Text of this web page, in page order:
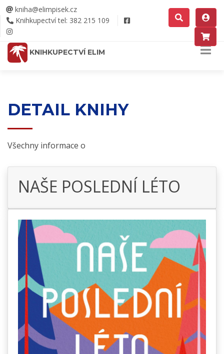
kniha@elimpisek.cz
Knihkupectví tel: 382 215 109
KNIHKUPECTVÍ ELIM
DETAIL KNIHY
Všechny informace o
NAŠE POSLEDNÍ LÉTO